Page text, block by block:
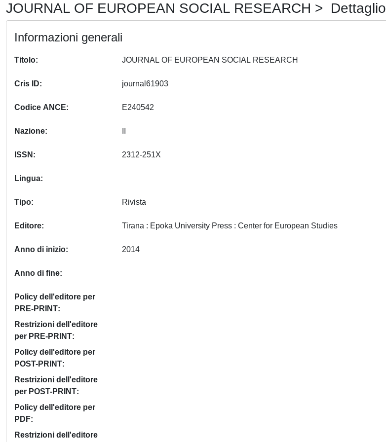
JOURNAL OF EUROPEAN SOCIAL RESEARCH > Dettaglio
Informazioni generali
Titolo
Cris ID
Codice ANCE
Nazione
ISSN
Lingua
Tipo Rivista
Editore
Anno di inizio
Anno di fine
Policy dell'editore per
PRE-PRINT
Restrizioni dell'editore
per PRE-PRINT
Policy dell'editore per
POST-PRINT
Restrizioni dell'editore
per POST-PRINT
Policy dell'editore per
PDF
Restrizioni dell'editore